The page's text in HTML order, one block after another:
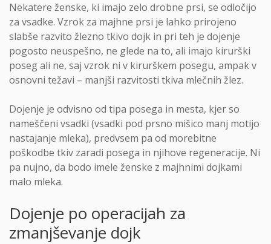
Nekatere ženske, ki imajo zelo drobne prsi, se odločijo
za vsadke. Vzrok za majhne prsi je lahko prirojeno
slabše razvito žlezno tkivo dojk in pri teh je dojenje
pogosto neuspešno, ne glede na to, ali imajo kirurški
poseg ali ne, saj vzrok ni v kirurškem posegu, ampak v
osnovni težavi – manjši razvitosti tkiva mlečnih žlez.
Dojenje je odvisno od tipa posega in mesta, kjer so
nameščeni vsadki (vsadki pod prsno mišico manj motijo
nastajanje mleka), predvsem pa od morebitne
poškodbe tkiv zaradi posega in njihove regeneracije. Ni
pa nujno, da bodo imele ženske z majhnimi dojkami
malo mleka.
Dojenje po operacijah za
zmanjševanje dojk